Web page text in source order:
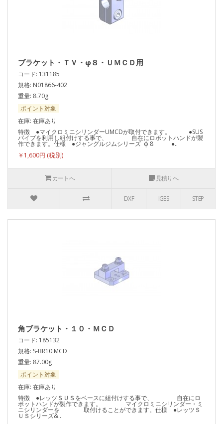
ブラケット・ＴＶ・φ８・ＵＭＣＤ用
コード: 131185
規格: N01866-402
重量: 8.70g
ポイント対象
在庫: 在庫あり
特徴 ●マイクロミニシリンダーUMCDが取付できます。 ●SUS
パイプを利用し組付けする事で、 自在にロボットハンドが製
作できます。仕様 ●ジャングルジムシリーズ ф 8 ●..
￥1,600円
カートへ 見積りへ
DXF IGES STEP
角ブラケット・１０・ＭＣＤ
コード: 185132
規格: S-BR10 MCD
重量: 87.00g
ポイント対象
在庫: 在庫あり
特徴 ●レッツＳＵＳをベースに組付けする事で、 自在にロ
ボットハンドが製作できます。 マイクロミニシリンダー・ミ
ニシリンダーを 取付けることができます。仕様 ●レッツＳ
ＵＳシリーズ&..